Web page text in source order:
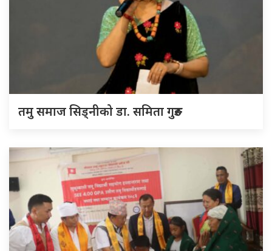
तमु समाज सिड्नीको डा. समिता गुरुङ